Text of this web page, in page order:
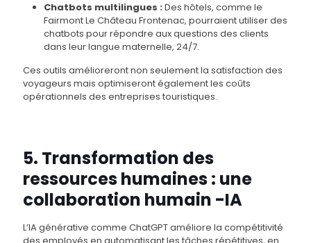
Chatbots multilingues :Des hôtels, comme le
Fairmont Le Château Frontenac, pourraient utiliser des
chatbots pour répondre aux questions des clients
dans leur langue maternelle, 24/7.
Ces outils amélioreront non seulement la satisfaction des
voyageurs mais optimiseront également les coûts
opérationnels des entreprises touristiques​​.
5. Transformation des
ressources humaines : une
collaboration humain -IA
L’IA générative comme ChatGPT améliore la compétitivité